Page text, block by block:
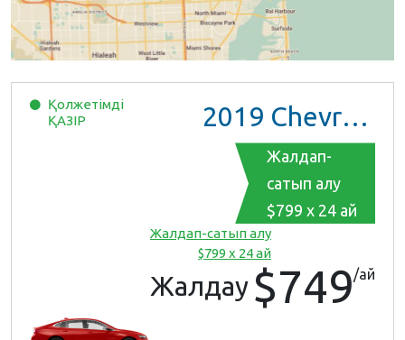
Қолжетімді
ҚАЗІР
2019 Chevrolet Malibu
Жалдап-
сатып алу
$799 x 24 ай
Жалдап-сатып алу
$799 x 24 ай
Жалдау $749/ай